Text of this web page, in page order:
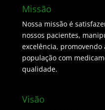
Missão
Nossa missão é
nossos pacientes,
excelência,
população com
qualidade.
Visão